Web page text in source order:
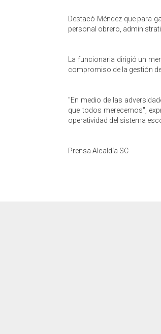
​Destacó Méndez que para
personal obrero,
​La funcionaria dirigió un
compromiso de la gestión
​"En medio de las
que todos merecemos",
operatividad del sistema
Prensa Alcaldía SC